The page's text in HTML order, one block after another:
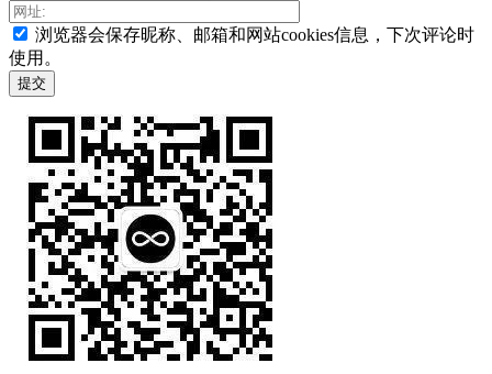
浏览器会保存昵称、邮箱和网站cookies信息，下次评论时
使用。